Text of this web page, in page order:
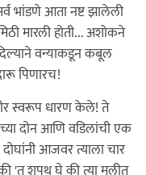
भांडणे आता नष्ट झालेली
मारली होती... अशोकने
वन्याकडून कबूल
पिणारच!
स्वरूप धारण केले! ते
दोन आणि वडिलांची एक
आजवर त्याला चार